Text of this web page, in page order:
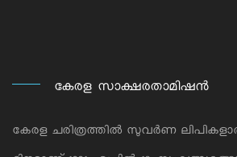
കേരള സാക്ഷരതാമിഷന്‍
കേരള ചരിത്രത്തില്‍ സുവര്‍ണ